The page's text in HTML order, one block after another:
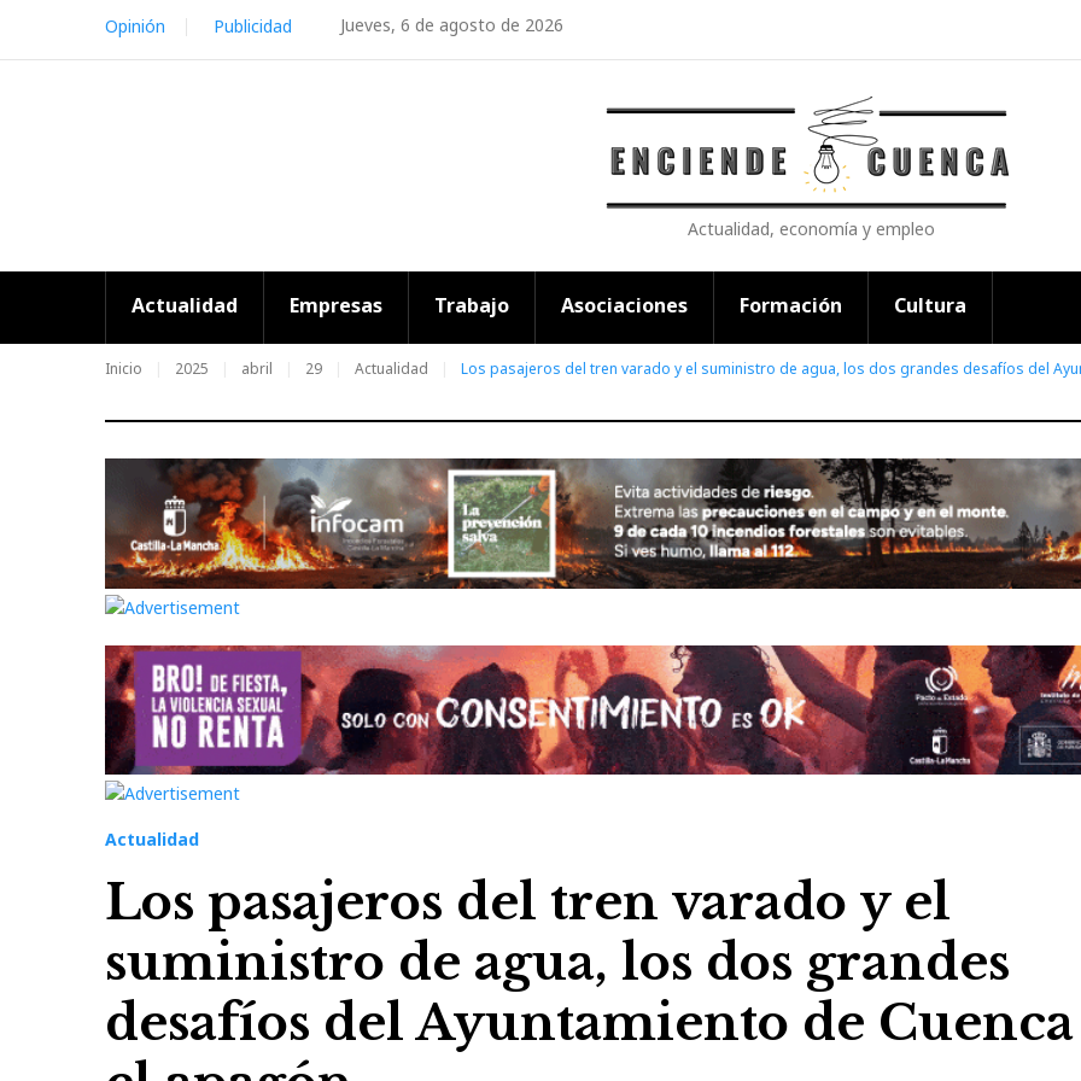
content
Jueves, 6 de agosto de 2026
Opinión Publicidad
Actualidad, economía y empleo
Actualidad Empresas Trabajo Asociaciones Formación Cultura
Inicio 2025 abril 29 Actualidad Los pasajeros del tren varado y el suministro de agua, los dos grandes desafíos del
Actualidad
Los pasajeros del tren varado y el
suministro de agua, los dos grandes
desafíos del Ayuntamiento de